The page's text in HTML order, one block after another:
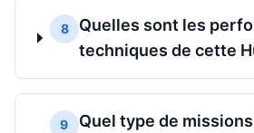
8
Quelles sont les
techniques de cette
9
Quel type de missions